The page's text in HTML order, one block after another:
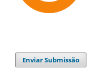
Enviar Submissão